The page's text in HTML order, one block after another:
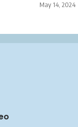
May 14, 2024